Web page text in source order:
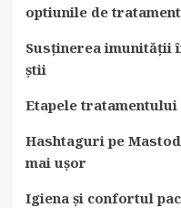
optiunile de tratament
Susținerea imunității
știi
Etapele
Hashtaguri pe
mai ușor
Igiena și confortul